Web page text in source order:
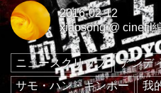
2016-02-12
xiaosong@ cinefil
ニュースクリップ
アンデ
サモ・ハン・キンポー
我